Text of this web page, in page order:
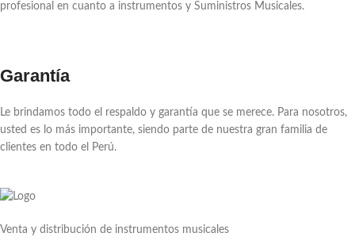
profesional en cuanto a instrumentos y Suministros Musicales.
Garantía
Le brindamos todo el respaldo y garantía que se merece. Para nosotros,
usted es lo más importante, siendo parte de nuestra gran familia de
clientes en todo el Perú.
Venta y distribución de instrumentos musicales